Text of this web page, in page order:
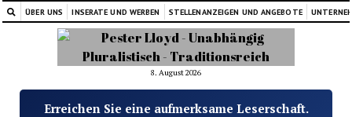
ÜBER UNS INSERATE UND WERBEN STELLENANZEIGEN UND ANGEBOTE
8. August 2026
Erreichen Sie eine aufmerksame Leserschaft.